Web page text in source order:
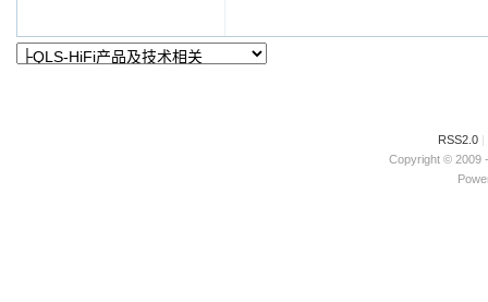
RSS2.0 |
Copyright © 2009